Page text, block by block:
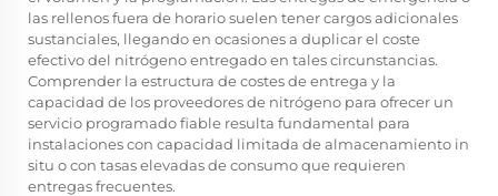
las rellenos fuera de horario suelen tener cargos adicionales
sustanciales, llegando en ocasiones a duplicar el coste
efectivo del nitrógeno entregado en tales circunstancias.
Comprender la estructura de costes de entrega y la
capacidad de los proveedores de nitrógeno para ofrecer un
servicio programado fiable resulta fundamental para
instalaciones con capacidad limitada de almacenamiento in
situ o con tasas elevadas de consumo que requieren
entregas frecuentes.